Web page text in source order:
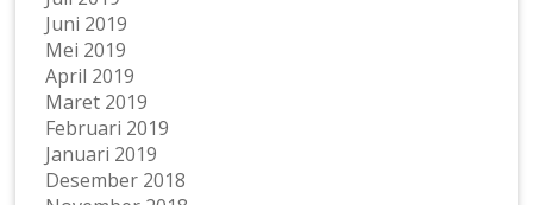
Juni 2019
Mei 2019
April 2019
Maret 2019
Februari 2019
Januari 2019
Desember 2018